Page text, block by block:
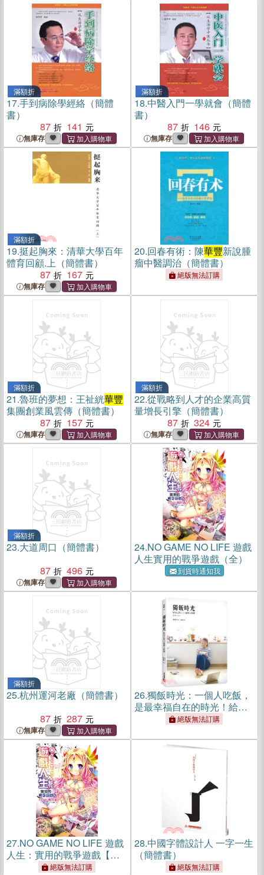
滿額折
17.手到病除學經絡（簡體
書）
87
141
無庫存
滿額折
18.中醫入門一學就會（簡體
書）
87
146
無庫存
滿額折
19.挺起胸來：清華大學百年
體育回顧.上（簡體書）
87
167
無庫存
20.回春有術：陳華豐新說腫
瘤中醫調治（簡體書）
絕版無法訂購
滿額折
21.魯班的夢想：王祉絖華豐
集團創業風雲傳（簡體書）
87
157
無庫存
滿額折
22.從戰略到人才的企業高質
量增長引擎（簡體書）
87
324
無庫存
滿額折
23.大道周口（簡體書）
87
496
無庫存
24.NO GAME NO LIFE 遊戲
人生實用的戰爭遊戲（全）
到貨時通知我
滿額折
25.杭州運河老廠（簡體書）
87
287
無庫存
26.獨飯時光：一個人吃飯，
是最幸福自在的時光！給自
己的110道單人料理
絕版無法訂購
27.NO GAME NO LIFE 遊戲
人生：實用的戰爭遊戲【首
刷附錄版】絕版無法訂購
28.中國字體設計人 一字一生
（簡體書）
絕版無法訂購